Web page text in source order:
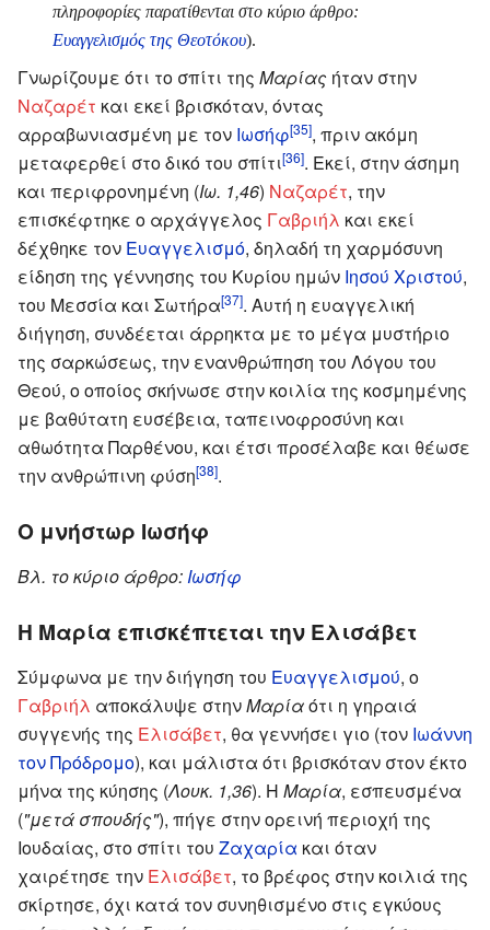
πληροφορίες παρατίθενται στο κύριο άρθρο:
Ευαγγελισμός της Θεοτόκου).
Γνωρίζουμε ότι το σπίτι της Μαρίας ήταν στην
Ναζαρέτ και εκεί βρισκόταν, όντας
αρραβωνιασμένη με τον Ιωσήφ[35], πριν ακόμη
μεταφερθεί στο δικό του σπίτι[36]. Εκεί, στην άσημη
και περιφρονημένη (Ιω. 1,46) Ναζαρέτ, την
επισκέφτηκε ο αρχάγγελος Γαβριήλ και εκεί
δέχθηκε τον Ευαγγελισμό, δηλαδή τη χαρμόσυνη
είδηση της γέννησης του Κυρίου ημών Ιησού Χριστού,
του Μεσσία και Σωτήρα[37]. Αυτή η ευαγγελική
διήγηση, συνδέεται άρρηκτα με το μέγα μυστήριο
της σαρκώσεως, την ενανθρώπηση του Λόγου του
Θεού, ο οποίος σκήνωσε στην κοιλία της κοσμημένης
με βαθύτατη ευσέβεια, ταπεινοφροσύνη και
αθωότητα Παρθένου, και έτσι προσέλαβε και θέωσε
την ανθρώπινη φύση[38].
Ο μνήστωρ Ιωσήφ
Βλ. το κύριο άρθρο: Ιωσήφ
Η Μαρία επισκέπτεται την Ελισάβετ
Σύμφωνα με την διήγηση του Ευαγγελισμού, ο
Γαβριήλ αποκάλυψε στηνΜαρίαότι η γηραιά
συγγενής της Ελισάβετ, θα γεννήσει γιο (τον Ιωάννη
τον Πρόδρομο), και μάλιστα ότι βρισκόταν στον έκτο
μήνα της κύησης (Λουκ. 1,36). Η Μαρία, εσπευσμένα
("μετά σπουδής"), πήγε στην ορεινή περιοχή της
Ιουδαίας, στο σπίτι του Ζαχαρία και όταν
χαιρέτησε την Ελισάβετ, το βρέφος στην κοιλιά της
σκίρτησε, όχι κατά τον συνηθισμένο στις εγκύους